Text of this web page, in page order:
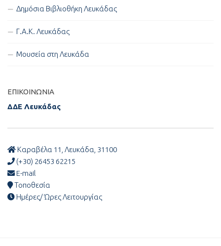
Δημόσια Βιβλιοθήκη Λευκάδας
Γ.Α.Κ. Λευκάδας
Μουσεία στη Λευκάδα
ΕΠΙΚΟΙΝΩΝΊΑ
ΔΔΕ Λευκάδας
Καραβέλα 11, Λευκάδα, 31100
(+30) 26453 62215
E-mail
Τοποθεσία
Ημέρες/ Ώρες Λειτουργίας